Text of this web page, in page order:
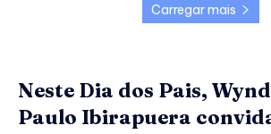
Carregar mais
Neste Dia dos Pais,
Paulo Ibirapuera